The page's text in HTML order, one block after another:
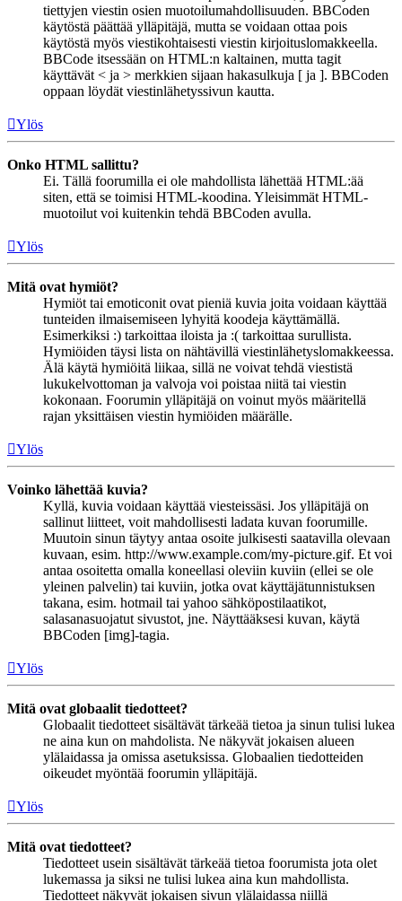
tiettyjen viestin osien muotoilumahdollisuuden. BBCoden
käytöstä päättää ylläpitäjä, mutta se voidaan ottaa pois
käytöstä myös viestikohtaisesti viestin kirjoituslomakkeella.
BBCode itsessään on HTML:n kaltainen, mutta tagit
käyttävät < ja > merkkien sijaan hakasulkuja [ ja ]. BBCoden
oppaan löydät viestinlähetyssivun kautta.
Ylös
Onko HTML sallittu?
Ei. Tällä foorumilla ei ole mahdollista lähettää HTML:ää
siten, että se toimisi HTML-koodina. Yleisimmät HTML-
muotoilut voi kuitenkin tehdä BBCoden avulla.
Ylös
Mitä ovat hymiöt?
Hymiöt tai emoticonit ovat pieniä kuvia joita voidaan käyttää
tunteiden ilmaisemiseen lyhyitä koodeja käyttämällä.
Esimerkiksi :) tarkoittaa iloista ja :( tarkoittaa surullista.
Hymiöiden täysi lista on nähtävillä viestinlähetyslomakkeessa.
Älä käytä hymiöitä liikaa, sillä ne voivat tehdä viestistä
lukukelvottoman ja valvoja voi poistaa niitä tai viestin
kokonaan. Foorumin ylläpitäjä on voinut myös määritellä
rajan yksittäisen viestin hymiöiden määrälle.
Ylös
Voinko lähettää kuvia?
Kyllä, kuvia voidaan käyttää viesteissäsi. Jos ylläpitäjä on
sallinut liitteet, voit mahdollisesti ladata kuvan foorumille.
Muutoin sinun täytyy antaa osoite julkisesti saatavilla olevaan
kuvaan, esim. http://www.example.com/my-picture.gif. Et voi
antaa osoitetta omalla koneellasi oleviin kuviin (ellei se ole
yleinen palvelin) tai kuviin, jotka ovat käyttäjätunnistuksen
takana, esim. hotmail tai yahoo sähköpostilaatikot,
salasanasuojatut sivustot, jne. Näyttääksesi kuvan, käytä
BBCoden [img]-tagia.
Ylös
Mitä ovat globaalit tiedotteet?
Globaalit tiedotteet sisältävät tärkeää tietoa ja sinun tulisi lukea
ne aina kun on mahdolista. Ne näkyvät jokaisen alueen
ylälaidassa ja omissa asetuksissa. Globaalien tiedotteiden
oikeudet myöntää foorumin ylläpitäjä.
Ylös
Mitä ovat tiedotteet?
Tiedotteet usein sisältävät tärkeää tietoa foorumista jota olet
lukemassa ja siksi ne tulisi lukea aina kun mahdollista.
Tiedotteet näkyvät jokaisen sivun ylälaidassa niillä